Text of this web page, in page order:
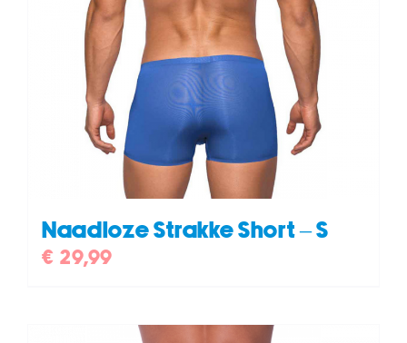
Naadloze Strakke Short – S
€ 29,99